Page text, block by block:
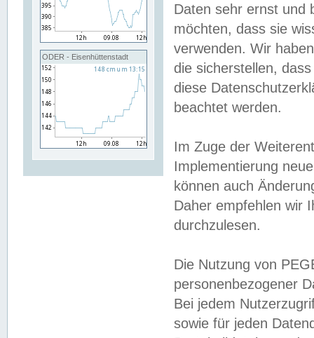
ODER - Eisenhüttenstadt
Daten sehr ernst und
möchten, dass sie
verwenden. Wir
die sicherstellen,
diese
beachtet werden.
Im Zuge der
Implementierung
können auch
Daher empfehlen wir
durchzulesen.
Die Nutzung von
personenbezogener
Bei jedem
sowie für jeden